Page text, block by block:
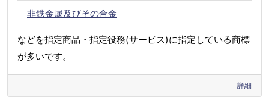
非鉄金属及びその合金
などを指定商品・指定役務(サービス)に指定している商標
が多いです。
詳細